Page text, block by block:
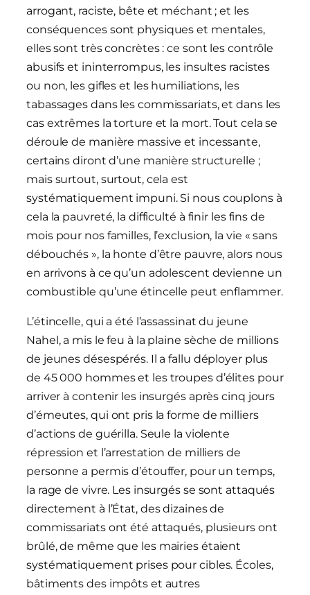
arrogant, raciste, bête et méchant ; et les
conséquences sont physiques et mentales,
elles sont très concrètes : ce sont les contrôle
abusifs et ininterrompus, les insultes racistes
ou non, les gifles et les humiliations, les
tabassages dans les commissariats, et dans les
cas extrêmes la torture et la mort. Tout cela se
déroule de manière massive et incessante,
certains diront d’une manière structurelle ;
mais surtout, surtout, cela est
systématiquement impuni. Si nous couplons à
cela la pauvreté, la difficulté à finir les fins de
mois pour nos familles, l’exclusion, la vie « sans
débouchés », la honte d’être pauvre, alors nous
en arrivons à ce qu’un adolescent devienne un
combustible qu’une étincelle peut enflammer.
L’étincelle, qui a été l’assassinat du jeune
Nahel, a mis le feu à la plaine sèche de millions
de jeunes désespérés. Il a fallu déployer plus
de 45 000 hommes et les troupes d’élites pour
arriver à contenir les insurgés après cinq jours
d’émeutes, qui ont pris la forme de milliers
d’actions de guérilla. Seule la violente
répression et l’arrestation de milliers de
personne a permis d’étouffer, pour un temps,
la rage de vivre. Les insurgés se sont attaqués
directement à l’État, des dizaines de
commissariats ont été attaqués, plusieurs ont
brûlé, de même que les mairies étaient
systématiquement prises pour cibles. Écoles,
bâtiments des impôts et autres